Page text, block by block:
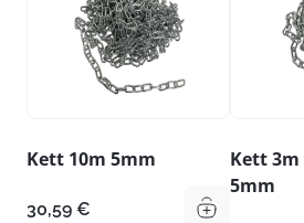
Kett 10m 5mm
30,59 €
Kett
5mm